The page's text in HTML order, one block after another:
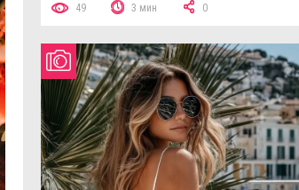
49 3 мин 0